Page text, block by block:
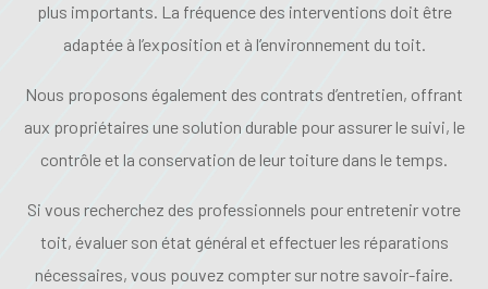
plus importants. La fréquence des interventions doit être
adaptée à l’exposition et à l’environnement du toit.
Nous proposons également des contrats d’entretien, offrant
aux propriétaires une solution durable pour assurer le suivi, le
contrôle et la conservation de leur toiture dans le temps.
Si vous recherchez des professionnels pour entretenir votre
toit, évaluer son état général et effectuer les réparations
nécessaires, vous pouvez compter sur notre savoir-faire.